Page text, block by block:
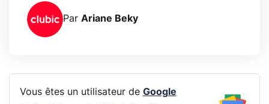
Par Ariane Beky
Vous êtes un utilisateur de Google